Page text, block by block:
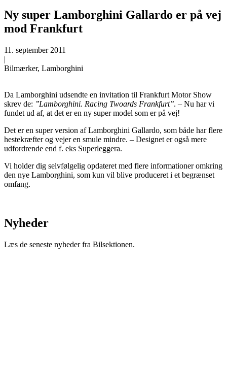
Ny super Lamborghini Gallardo er på vej
mod Frankfurt
11. september 2011
|
Bilmærker, Lamborghini
Da Lamborghini udsendte en invitation til Frankfurt Motor Show
skrev de: ’’Lamborghini. Racing Twoards Frankfurt’’. – Nu har vi
fundet ud af, at det er en ny super model som er på vej!
Det er en super version af Lamborghini Gallardo, som både har flere
hestekræfter og vejer en smule mindre. – Designet er også mere
udfordrende end f. eks Superleggera.
Vi holder dig selvfølgelig opdateret med flere informationer omkring
den nye Lamborghini, som kun vil blive produceret i et begrænset
omfang.
Nyheder
Læs de seneste nyheder fra Bilsektionen.